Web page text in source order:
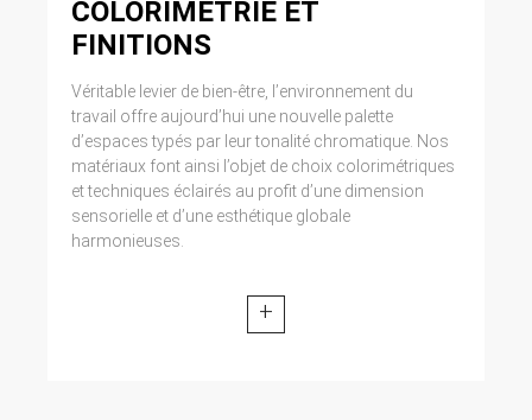
COLORIMÉTRIE ET
FINITIONS
Véritable levier de bien-être, l’environnement du
travail offre aujourd’hui une nouvelle palette
d’espaces typés par leur tonalité chromatique. Nos
matériaux font ainsi l’objet de choix colorimétriques
et techniques éclairés au profit d’une dimension
sensorielle et d’une esthétique globale
harmonieuses.
+